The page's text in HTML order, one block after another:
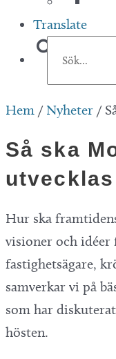
Translate
Hem / Nyheter /
Så ska
utvecklas
Hur ska
visioner och idéer
fastighetsägare,
samverkar vi på
som har
hösten.